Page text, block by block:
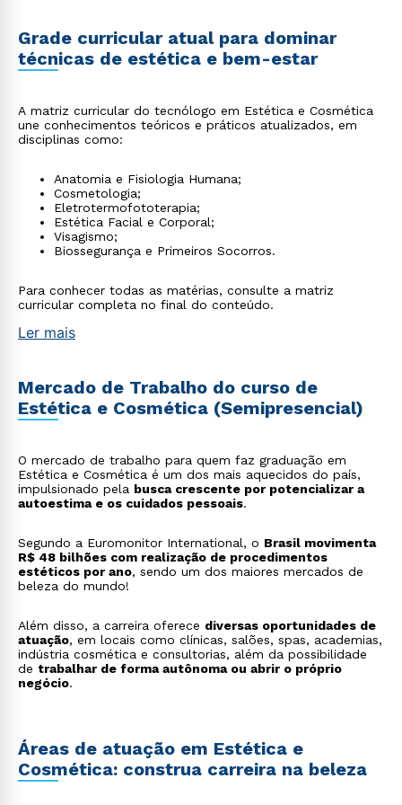
Grade curricular atual para dominar
técnicas de estética e bem-estar
A matriz curricular do tecnólogo em Estética e Cosmética
une conhecimentos teóricos e práticos atualizados, em
disciplinas como:
Anatomia e Fisiologia Humana;
Cosmetologia;
Eletrotermofototerapia;
Estética Facial e Corporal;
Visagismo;
Biossegurança e Primeiros Socorros.
Para conhecer todas as matérias, consulte a matriz
curricular completa no final do conteúdo.
Ler mais
Mercado de Trabalho do curso de
Estética e Cosmética (Semipresencial)
O mercado de trabalho para quem faz graduação em
Estética e Cosmética é um dos mais aquecidos do país,
impulsionado pela busca crescente por potencializar a
autoestima e os cuidados pessoais.
Segundo a Euromonitor International, o Brasil movimenta
R$ 48 bilhões com realização de procedimentos
estéticos por ano, sendo um dos maiores mercados de
beleza do mundo!
Além disso, a carreira oferece diversas oportunidades de
atuação, em locais como clínicas, salões, spas, academias,
indústria cosmética e consultorias, além da possibilidade
de trabalhar de forma autônoma ou abrir o próprio
negócio.
Áreas de atuação em Estética e
Cosmética: construa carreira na beleza